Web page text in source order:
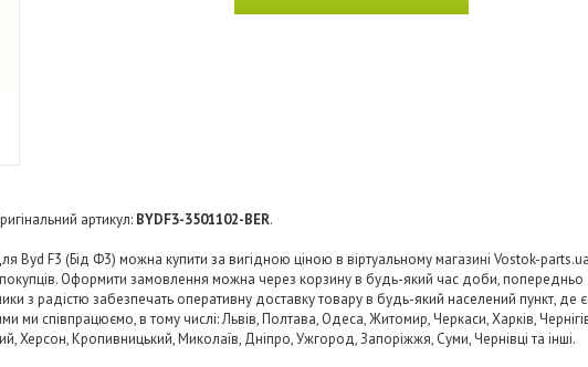
артикул: BYDF3-3501102-BER.
Byd F3 (Бід Ф3) можна купити за вигідною ціною в віртуальному магазині Vostok-
Оформити замовлення можна через корзину в будь-який час доби,
з радістю забезпечать оперативну доставку товару в будь-який населений пункт, де є
ми співпрацюємо, в тому числі: Львів, Полтава, Одеса, Житомир, Черкаси, Харків,
Херсон, Кропивницький, Миколаїв, Дніпро, Ужгород, Запоріжжя, Суми, Чернівці та інші.